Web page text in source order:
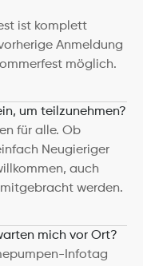
ist komplett
Anmeldung
möglich.
um teilzunehmen?
für alle. Ob
Neugieriger
auch
werden.
mich vor Ort?
Infotag